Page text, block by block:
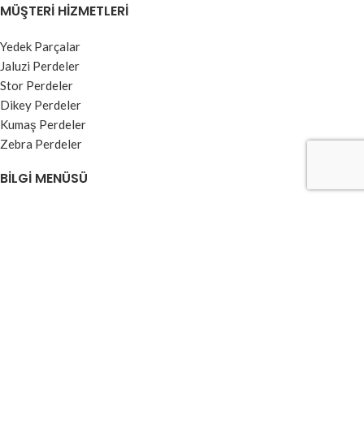
MÜŞTERI HIZMETLERI
Yedek Parçalar
Jaluzi Perdeler
Stor Perdeler
Dikey Perdeler
Kumaş Perdeler
Zebra Perdeler
BILGI MENÜSÜ